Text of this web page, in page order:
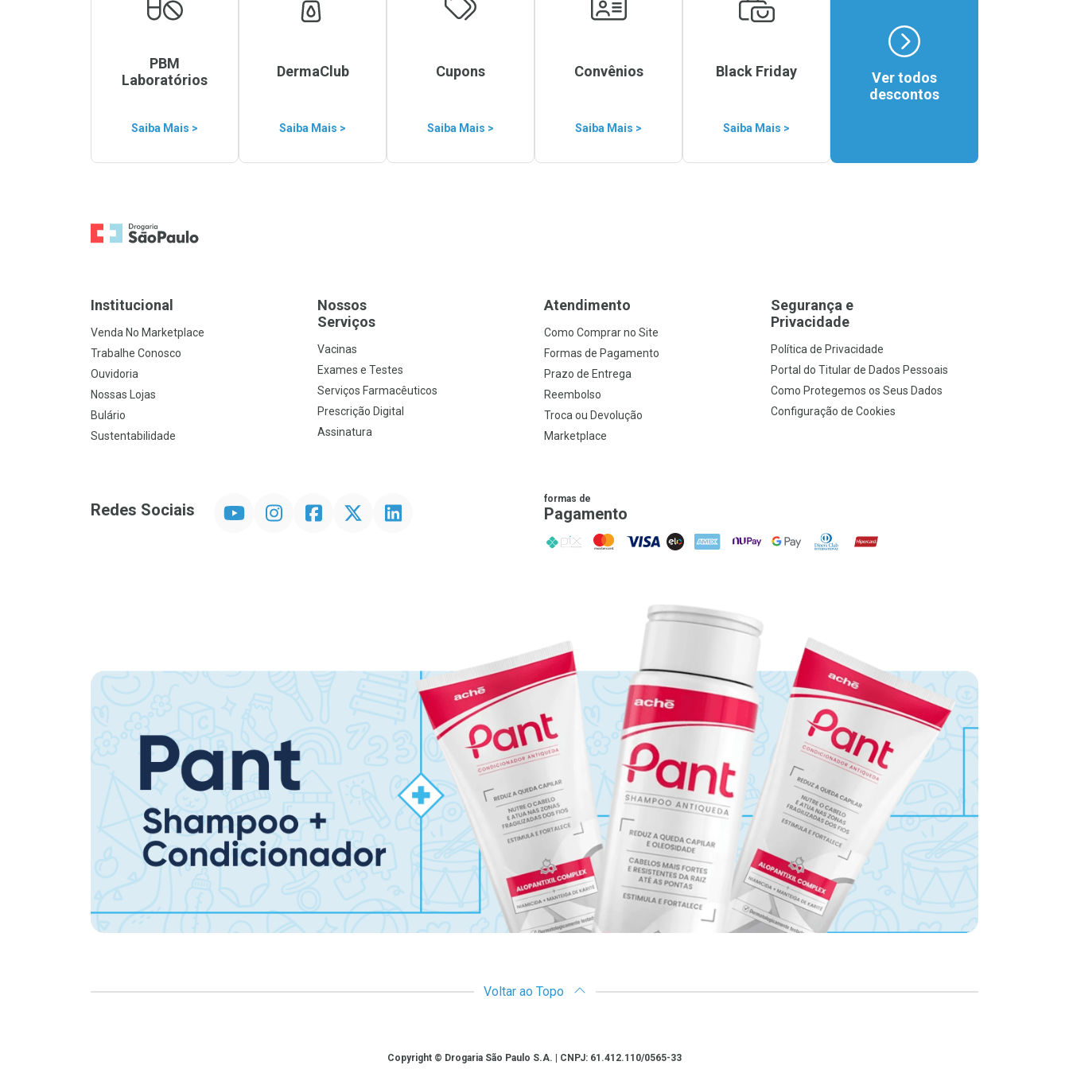
PBM
Laboratórios
Saiba Mais >
DermaClub
Saiba Mais >
Cupons
Saiba Mais >
Convênios
Saiba Mais >
Black Friday
Saiba Mais >
Ver todos
descontos
Ir para a Home
Institucional
Venda No Marketplace
Trabalhe Conosco
Ouvidoria
Nossas Lojas
Bulário
Sustentabilidade
Nossos
Serviços
Vacinas
Exames e Testes
Serviços Farmacêuticos
Prescrição Digital
Assinatura
Atendimento
Como Comprar no Site
Formas de Pagamento
Prazo de Entrega
Reembolso
Troca ou Devolução
Marketplace
Segurança e
Privacidade
Política de Privacidade
Portal do Titular de Dados Pessoais
Como Protegemos os Seus Dados
Configuração de Cookies
Redes Sociais InstagramFacebookTwitter Linkedin formas de
Pagamento
PIX MasterCard
VISA ELO AMEX NuPay Google PayDiners ClubHipercard
Voltar ao Topo
Copyright © Drogaria São Paulo S.A. | CNPJ: 61.412.110/0565-33